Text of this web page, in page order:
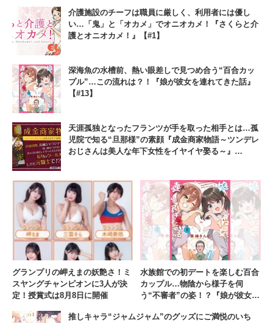
介護施設のチーフは職員に厳しく、利用者には優し
い…「鬼」と「オカメ」でオニオカメ！『さくらと介
護とオニオカメ！』【#1】
深海魚の水槽前、熱い眼差しで見つめ合う“百合カッ
プル”…この流れは？！『娘が彼女を連れてきた話』
【#13】
天涯孤独となったフランツが手を取った相手とは…孤
児院で知る“旦那様”の素顔『成金商家物語～ツンデレ
おじさんは美人な年下女性をイヤイヤ娶る～』
グランプリの岬えまの妖艶さ！ミ
スヤングチャンピオンに3人が決
定！授賞式は8月8日に開催
水族館での初デートを楽しむ百合
カップル…物陰から様子を伺
う“不審者”の姿！？『娘が彼女を
推しキャラ“ジャムジャム”のグッズにご満悦のいち